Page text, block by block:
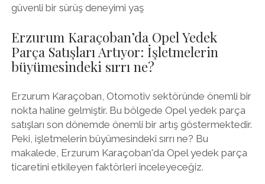
güvenli bir sürüş deneyimi yaş
Erzurum Karaçoban’da Opel Yedek
Parça Satışları Artıyor: İşletmelerin
büyümesindeki sırrı ne?
Erzurum Karaçoban, Otomotiv sektöründe önemli bir
nokta haline gelmiştir. Bu bölgede Opel yedek parça
satışları son dönemde önemli bir artış göstermektedir.
Peki, işletmelerin büyümesindeki sırrı ne? Bu
makalede, Erzurum Karaçoban'da Opel yedek parça
ticaretini etkileyen faktörleri inceleyeceğiz.